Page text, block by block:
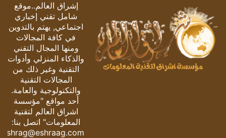
إشراق العالم..موقع
شامل تقني إخباري
اجتماعي, يهتم بالتدوين
في كافة المجالات
ومنها المجال التقني
والذكاء المنزلي وأدوات
التقنية وغير ذلك من
المجالات التقنية
والتكنولوجية والعامة.
أحد مواقع "مؤسسة
اشراق العالم لتقنية
المعلومات" اتصل بنا:
eshrag@eshraag.com